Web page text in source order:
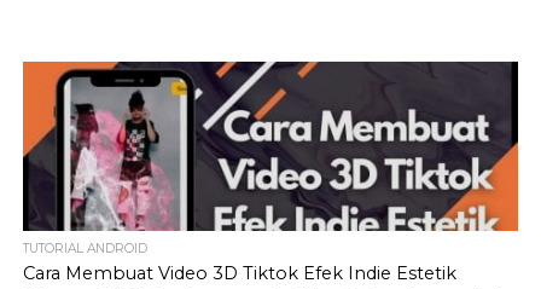
TUTORIAL ANDROID
Cara Membuat Video 3D Tiktok Efek Indie Estetik